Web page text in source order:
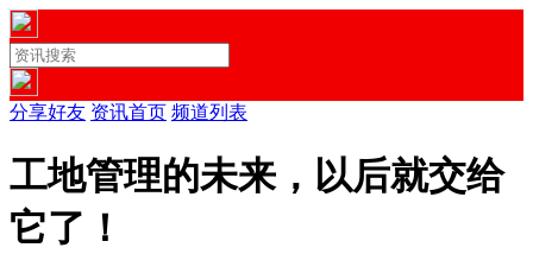
分享好友 资讯首页 频道列表
工地管理的未来，以后就交给
它了！